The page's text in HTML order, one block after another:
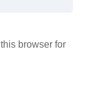
browser for